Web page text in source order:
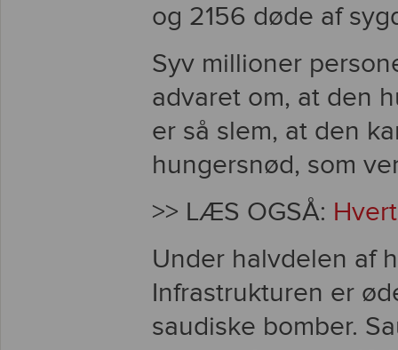
og 2156 døde af
Syv millioner
advaret om, at den
er så slem, at den
hungersnød, som
>> LÆS OGSÅ:
Under halvdelen af
Infrastrukturen er
saudiske bomber.